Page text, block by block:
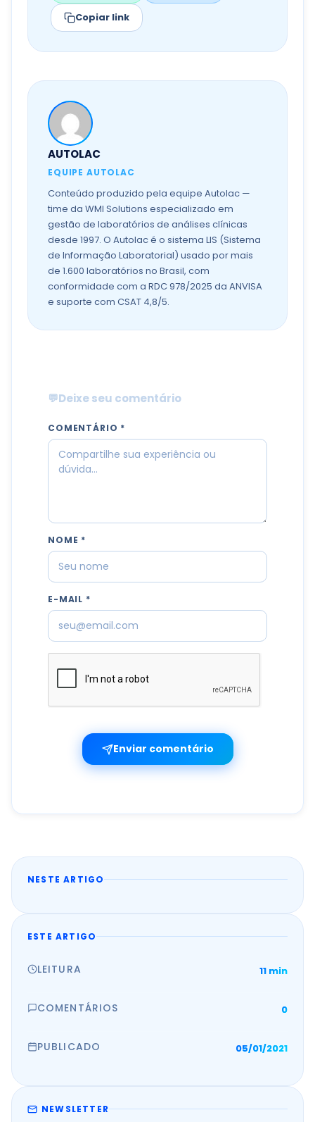
Copiar link
AUTOLAC
EQUIPE AUTOLAC
Conteúdo produzido pela equipe Autolac —
time da WMI Solutions especializado em
gestão de laboratórios de análises clínicas
desde 1997. O Autolac é o sistema LIS (Sistema
de Informação Laboratorial) usado por mais
de 1.600 laboratórios no Brasil, com
conformidade com a RDC 978/2025 da ANVISA
e suporte com CSAT 4,8/5.
💬Deixe seu comentário
COMENTÁRIO *
NOME *
E-MAIL *
Enviar comentário
NESTE ARTIGO
ESTE ARTIGO
LEITURA 11 min
COMENTÁRIOS 0
PUBLICADO 05/01/2021
NEWSLETTER